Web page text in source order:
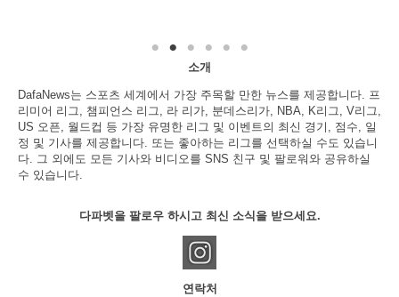
소개
DafaNews는 스포츠 세계에서 가장 주목할 만한 뉴스를 제공합니다. 프
리미어 리그, 챔피언스 리그, 라 리가, 분데스리가, NBA, K리그, V리그,
US 오픈, 월드컵 등 가장 유명한 리그 및 이벤트의 최신 경기, 점수, 일
정 및 기사를 제공합니다. 또는 좋아하는 리그를 선택하실 수도 있습니
다. 그 외에도 모든 기사와 비디오를 SNS 친구 및 팔로워와 공유하실
수 있습니다.
다파벳을 팔로우 하시고 최신 소식을 받으세요.
연락처